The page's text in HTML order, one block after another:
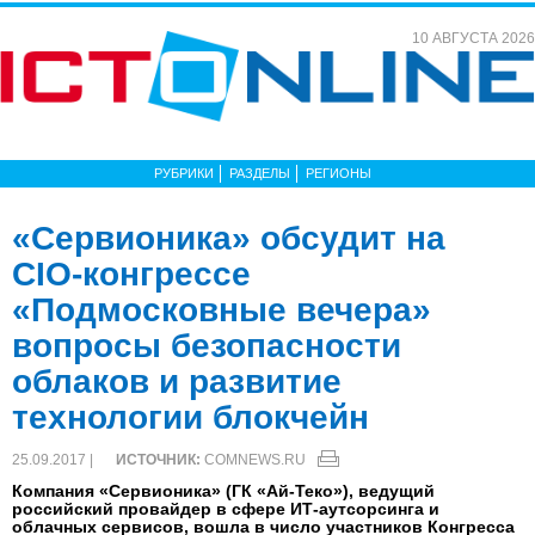
10 АВГУСТА 2026
РУБРИКИ РАЗДЕЛЫ РЕГИОНЫ
«Сервионика» обсудит на
CIO-конгрессе
«Подмосковные вечера»
вопросы безопасности
облаков и развитие
технологии блокчейн
25.09.2017 | ИСТОЧНИК: COMNEWS.RU
Компания «Сервионика» (ГК «Ай-Теко»), ведущий
российский провайдер в сфере ИТ-аутсорсинга и
облачных сервисов, вошла в число участников Конгресса